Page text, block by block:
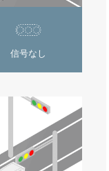
信号なし